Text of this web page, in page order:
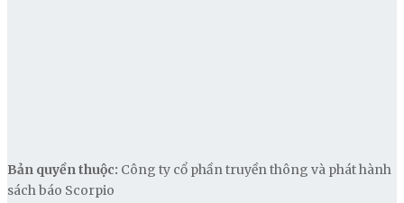
Bản quyền thuộc: Công ty cổ phần truyền thông và phát hành
sách báo Scorpio